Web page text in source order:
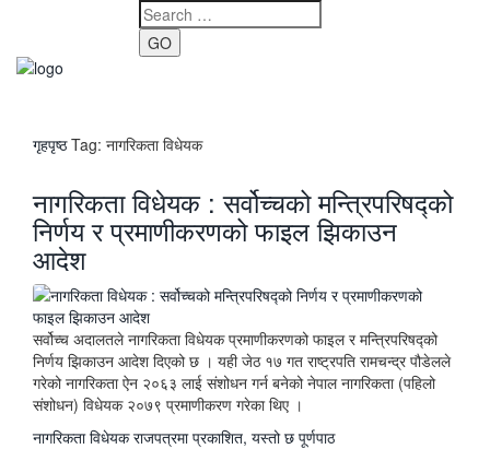
GO
गृहपृष्ठTag: नागरिकता विधेयक
नागरिकता विधेयक : सर्वोच्चको मन्त्रिपरिषद्को
निर्णय र प्रमाणीकरणको फाइल झिकाउन
आदेश
सर्वोच्च अदालतले नागरिकता विधेयक प्रमाणीकरणको फाइल र मन्त्रिपरिषद्को
निर्णय झिकाउन आदेश दिएको छ । यही जेठ १७ गत राष्ट्रपति रामचन्द्र पौडेलले
गरेको नागरिकता ऐन २०६३ लाई संशोधन गर्न बनेको नेपाल नागरिकता (पहिलो
संशोधन) विधेयक २०७९ प्रमाणीकरण गरेका थिए ।
नागरिकता विधेयक राजपत्रमा प्रकाशित, यस्तो छ पूर्णपाठ